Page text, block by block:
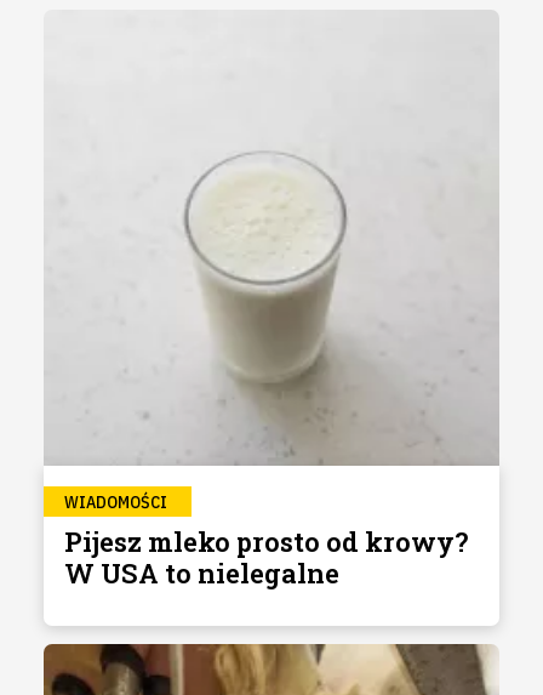
WIADOMOŚCI
Pijesz mleko prosto od krowy?
W USA to nielegalne